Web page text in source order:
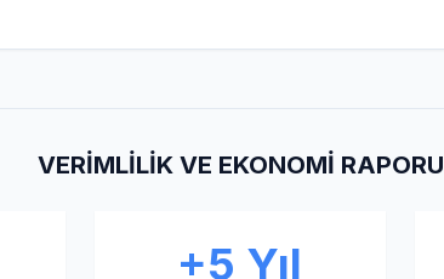
VERIMLILIK VE EKONOMI RAPORU
+5 Yıl